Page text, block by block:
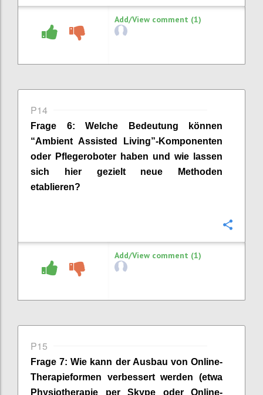
Add/View comment (1)
P14
Frage 6: Welche Bedeutung können
“Ambient Assisted
Living”-Komponenten
oder Pflegeroboter haben und wie lassen
sich hier gezielt neue Methoden
etablieren?
Add/View comment (1)
P15
Frage 7:Wie kann der Ausbau vonOnline-
Therapieformen verbessert werden(etwa
Physiotherapie per Skype oder Online-